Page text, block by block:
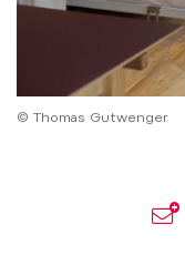
© Thomas Gutwenger